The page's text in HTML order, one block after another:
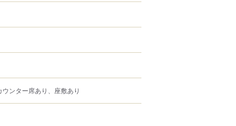
ンター席あり、座敷あり